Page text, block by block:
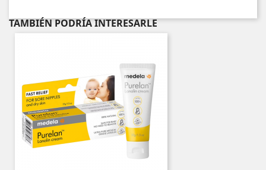
TAMBIÉN PODRÍA INTERESARLE